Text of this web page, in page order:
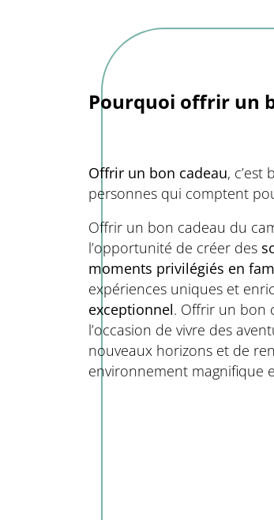
Pourquoi offrir un
Offrir un bon cadeau,
personnes qui comptent
Offrir un bon cadeau du
l’opportunité de créer des
moments privilégiés en
expériences uniques et
exceptionnel. Offrir un bon
l’occasion de vivre des
nouveaux horizons et de
environnement magnifique